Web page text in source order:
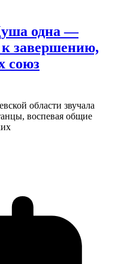
одна —
к завершению,
союз
области звучала
воспевая общие